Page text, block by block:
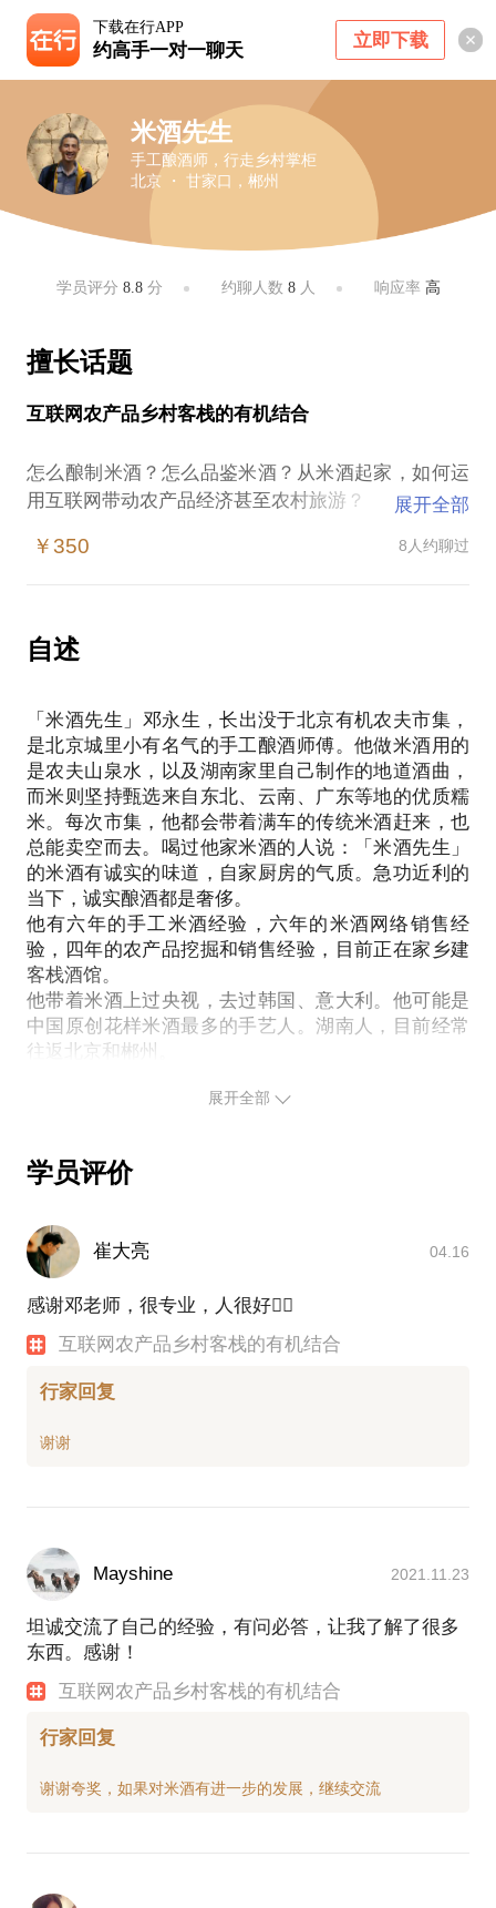
下载在行APP
约高手一对一聊天 立即下载
米酒先生
手工酿酒师，行走乡村掌柜
北京 ・ 甘家口，郴州
学员评分 8.8分 约聊人数 8人 响应率 高
擅长话题
互联网农产品乡村客栈的有机结合
怎么酿制米酒？怎么品鉴米酒？从米酒起家，如何运
用互联网带动农产品经济甚至农村旅游？
会？乡村客栈还有前途吗（我的客栈正在施工）？
如何将高品质农产品卖给一线客户；
如何将一线客户吸引到农产品原产地……
怎样卖脐橙的，一天超过一吨，期间遇到什么问题。
展开全部
￥350 8人约聊过
自述
「米酒先生​」邓永生，长出没于北京有机农夫市集，
是北京城里小有名气的手工酿酒师傅。他做米酒用的
是农夫山泉水，以及湖南家里自己制作的地道酒曲，
而米则坚持甄选来自东北、云南、广东等地的优质糯
米。每次市集，他都会带着满车的传统米酒赶来，也
总能卖空而去。喝过他家米酒的人说：「米酒先生」
的米酒有诚实的味道，自家厨房的气质。急功近利的
当下，诚实酿酒都是奢侈。
他有六年的手工米酒经验，六年的米酒网络销售经
验，四年的农产品挖掘和销售经验，目前正在家乡建
客栈酒馆。
他带着米酒上过央视，去过韩国、意大利。他可能是
中国原创花样米酒最多的手艺人。湖南人，目前经常
往返北京和郴州。
展开全部
学员评价
崔大亮 04.16
感谢邓老师，很专业，人很好👍🏼
互联网农产品乡村客栈的有机结合
行家回复
Mayshine 2021.11.23
坦诚交流了自己的经验，有问必答，让我了解了很多
东西。感谢！
互联网农产品乡村客栈的有机结合
行家回复